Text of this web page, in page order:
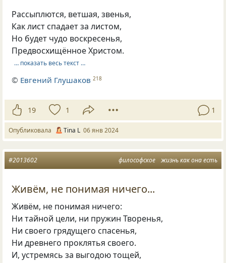
Рассыплются, ветшая, звенья,
Как лист спадает за листом,
Но будет чудо воскресенья,
Предвосхищённое Христом.
… показать весь текст …
© Евгений Глушаков 218
19 1 1
Опубликовала Tina L 06 янв 2024
философское жизнь как она есть
#2013602
Живём, не понимая ничего...
Живём, не понимая ничего:
Ни тайной цели, ни пружин Творенья,
Ни своего грядущего спасенья,
Ни древнего проклятья своего.
И, устремясь за выгодою тощей,